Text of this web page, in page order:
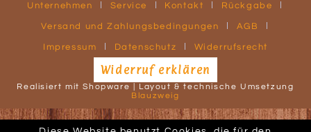
Unternehmen Service Kontakt Rückgabe
Versand und Zahlungsbedingungen AGB
Impressum Datenschutz Widerrufsrecht
Widerruf erklären
Realisiert mit Shopware | Layout & technische Umsetzung
Blauzweig